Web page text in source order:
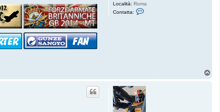
Località: Roma
Contatta:
f
i
g
h
t